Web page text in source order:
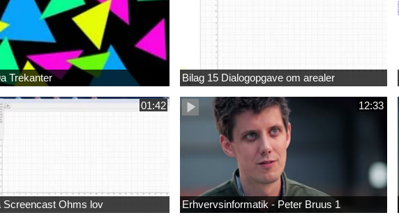
Trekanter Bilag 15 Dialogopgave om arealer
01:42
Screencast Ohms lov
12:33
Erhvervsinformatik - Peter Bruus 1